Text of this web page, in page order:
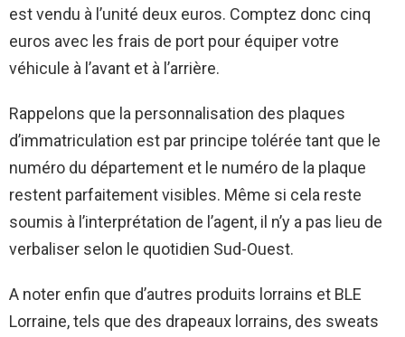
est vendu à l’unité deux euros. Comptez donc cinq
euros avec les frais de port pour équiper votre
véhicule à l’avant et à l’arrière.
Rappelons que la personnalisation des plaques
d’immatriculation est par principe tolérée tant que le
numéro du département et le numéro de la plaque
restent parfaitement visibles. Même si cela reste
soumis à l’interprétation de l’agent, il n’y a pas lieu de
verbaliser selon le quotidien Sud-Ouest.
A noter enfin que d’autres produits lorrains et BLE
Lorraine, tels que des drapeaux lorrains, des sweats